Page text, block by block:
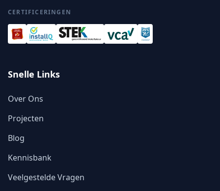
CERTIFICERINGEN
Snelle Links
Over Ons
Projecten
Blog
Kennisbank
Veelgestelde Vragen